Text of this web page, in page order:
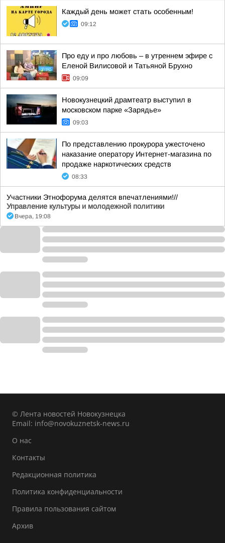
Каждый день может стать особенным!
09:12
Про еду и про любовь – в утреннем эфире с
Еленой Вилисовой и Татьяной Брухно
09:09
Новокузнецкий драмтеатр выступил в
московском парке «Зарядье»
09:03
По представлению прокурора ужесточено
наказание оператору Интернет-магазина по
продаже наркотических средств
08:33
Участники Этнофорума делятся впечатлениями!//
Управление культуры и молодежной политики
Вчера, 19:08
© Лента новостей Новокузнецка
Email: info@novokuznetsk-news.ru
О нас
Контакты
Редакционная политика
Политика конфиденциальности
Правила пользования сайтом
Архив